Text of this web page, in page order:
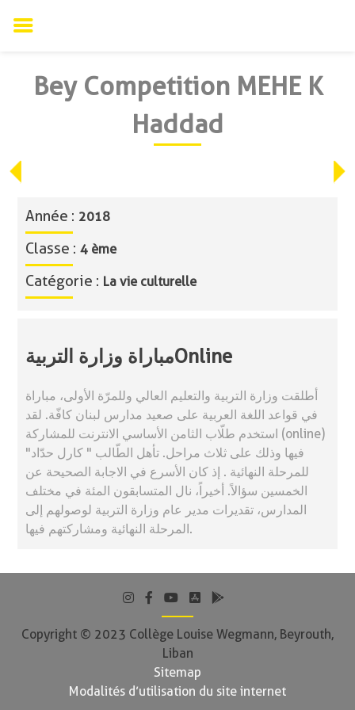
contentBey Competition MEHE K
Haddad
Année : 2018
Classe : 4 ème
Catégorie : La vie culturelle
مباراة وزارة التربيةOnline
أطلقت وزارة التربية والتعليم العالي وللمرّة الأولى، مباراة
في قواعد اللغة العربية على صعيد مدارس لبنان كافّة. لقد
استخدم طلّاب الثامن الأساسي الانترنت للمشاركة (online)
فيها وذلك على ثلاث مراحل. تأهل الطّالب " كارل حدّاد"
للمرحلة النهائية . إذ كان الأسرع في الاجابة الصحيحة عن
الخمسين سؤالاً. أخيراً، نال المتسابقون المئة في مختلف
المدارس، تقديرات مدير عام وزارة التربية لوصولهم إلى
المرحلة النهائية ومشاركتهم فيها.
Copyright © 2023 Collège Louise Wegmann, Beyrouth,
Liban
Sitemap
Modalités d’utilisation du site internet